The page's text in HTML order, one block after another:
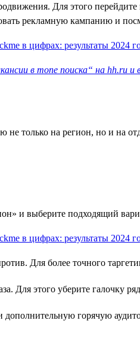
Для этого
рекламную кампанию и
в топе поиска“ на hh.ru и
не только на регион, но и на
и выберите подходящий
Для более точного
Для этого уберите галочку
дополнительную горячую